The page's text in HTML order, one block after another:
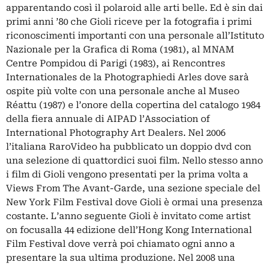
apparentando così il polaroid alle arti belle. Ed è sin dai
primi anni ’80 che Gioli riceve per la fotografia i primi
riconoscimenti importanti con una personale all’Istituto
Nazionale per la Grafica di Roma (1981), al MNAM
Centre Pompidou di Parigi (1983), ai Rencontres
Internationales de la Photographiedi Arles dove sarà
ospite più volte con una personale anche al Museo
Réattu (1987) e l’onore della copertina del catalogo 1984
della fiera annuale di AIPAD l’Association of
International Photography Art Dealers. Nel 2006
l’italiana RaroVideo ha pubblicato un doppio dvd con
una selezione di quattordici suoi film. Nello stesso anno
i film di Gioli vengono presentati per la prima volta a
Views From The Avant-Garde, una sezione speciale del
New York Film Festival dove Gioli è ormai una presenza
costante. L’anno seguente Gioli è invitato come artist
on focusalla 44 edizione dell’Hong Kong International
Film Festival dove verrà poi chiamato ogni anno a
presentare la sua ultima produzione. Nel 2008 una